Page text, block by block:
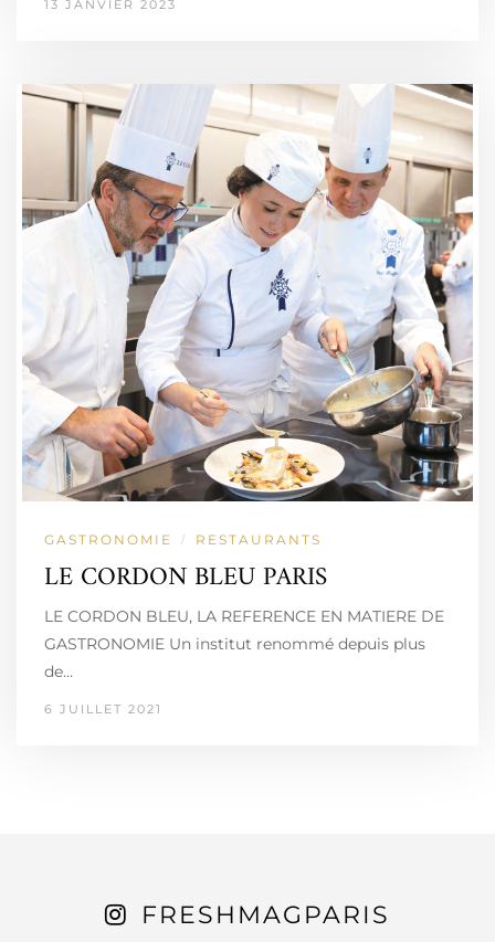
13 JANVIER 2023
GASTRONOMIE / RESTAURANTS
LE CORDON BLEU PARIS
LE CORDON BLEU, LA REFERENCE EN MATIERE DE
GASTRONOMIE Un institut renommé depuis plus
de…
6 JUILLET 2021
FRESHMAGPARIS